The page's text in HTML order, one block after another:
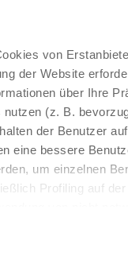
von
der Website
über Ihre
(z. B.
der Benutzer
eine bessere
um einzelnen
Profiling auf
verwenden, indem
- Immer auf dem